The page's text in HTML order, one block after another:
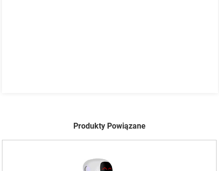
Produkty Powiązane